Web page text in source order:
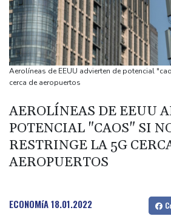
Llega Messi a Argentina para despedir
muerte
La FIFA contraataca y denuncia "un
socavar a su presidente"
Erupción del Etna obliga a suspender
Bulgaria convoca al embajador de
dron en su territorio
Muere el padre de Lionel Messi a los
del ídolo mundial
Aerolíneas de EEUU advierten de potencial
cerca de aeropuertos
AEROLÍNEAS DE EEUU
POTENCIAL "CAOS" SI
RESTRINGE LA 5G
AEROPUERTOS
ECONOMíA18.01.2022